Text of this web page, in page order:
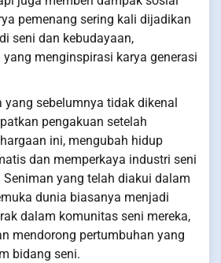
pemenang sering kali dijadikan
seni dan kebudayaan,
menginspirasi karya generasi
yang sebelumnya tidak dikenal
pengakuan setelah
ini, mengubah hidup
dan memperkaya industri seni
Seniman yang telah diakui dalam
dunia biasanya menjadi
dalam komunitas seni mereka,
mendorong pertumbuhan yang
bidang seni.